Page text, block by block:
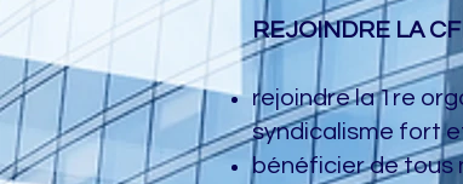
REJOINDRE LA
rejoindre la 1re
syndicalisme fort
bénéficier de tous